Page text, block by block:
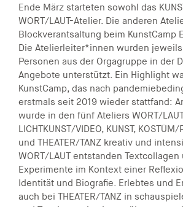
Ende März starteten sowohl das
WORT/LAUT-Atelier. Die anderen
Blockverantsaltung beim KunstCamp
Die Atelierleiter*innen wurden
Personen aus der Orgagruppe in der
Angebote unterstützt. Ein Highlight
KunstCamp, das nach
erstmals seit 2019 wieder stattfand:
wurde in den fünf Ateliers WORT/
LICHTKUNST/VIDEO, KUNST, KOSTÜM/
und THEATER/TANZ kreativ und
WORT/LAUT entstanden
Experimente im Kontext einer
Identität und Biografie. Erlebtes und
auch bei THEATER/TANZ in